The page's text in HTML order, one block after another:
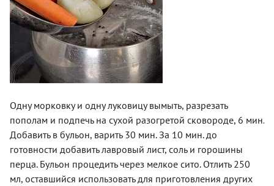
Одну морковку и одну луковицу вымыть, разрезать
пополам и подпечь на сухой разогретой сковороде, 6 мин.
Добавить в бульон, варить 30 мин. За 10 мин. до
готовности добавить лавровый лист, соль и горошины
перца. Бульон процедить через мелкое сито. Отлить 250
мл, оставшийся использовать для приготовления других